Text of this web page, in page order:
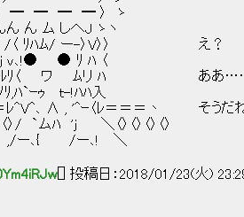
━ 〉 ゝ
へJ ゝヽ
ー-〉V〉〉 え？
ﾘ ﾊ 〈
ﾑリ ﾊ ああ……
-!ﾊﾊ入
'^ｰ〈ﾚ＝＝＝丶 そうだね、
ムﾊ 'j ＼〈〉〈〉〈〉〈〉
､! ＼
[] 投稿日：2018/01/23(火)